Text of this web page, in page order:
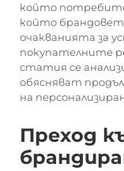
който
който
очакванията за
покупателните
статия се
обясняват
на
Преход